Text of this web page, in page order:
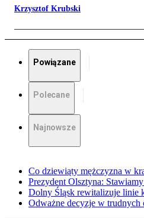
Krzysztof Krubski
Powiązane
Polecane
Najnowsze
Co dziewiąty mężczyzna w
Prezydent Olsztyna:
Dolny Śląsk rewitalizuje linie
Odważne decyzje w trudnych